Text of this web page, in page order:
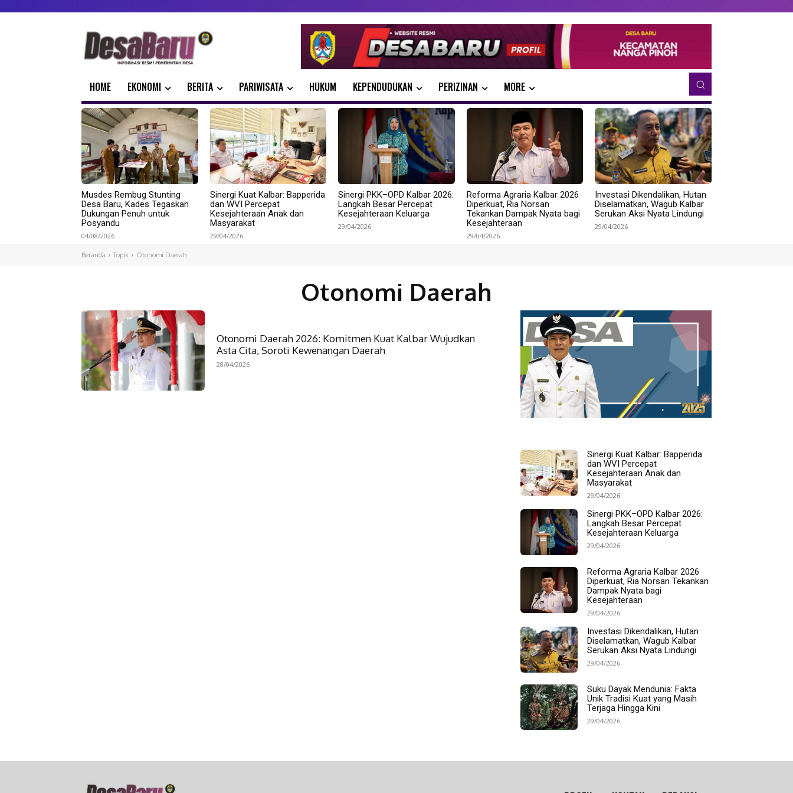
HOME EKONOMI BERITA PARIWISATA HUKUM KEPENDUDUKAN PERIZINAN MORE
Musdes Rembug Stunting
Desa Baru, Kades Tegaskan
Dukungan Penuh untuk
Posyandu
04/08/2026
Sinergi Kuat Kalbar: Bapperida
dan WVI Percepat
Kesejahteraan Anak dan
Masyarakat
29/04/2026
Sinergi PKK–OPD Kalbar 2026:
Langkah Besar Percepat
Kesejahteraan Keluarga
29/04/2026
Reforma Agraria Kalbar 2026
Diperkuat, Ria Norsan
Tekankan Dampak Nyata bagi
Kesejahteraan
29/04/2026
Investasi Dikendalikan, Hutan
Diselamatkan, Wagub Kalbar
Serukan Aksi Nyata Lindungi
29/04/2026
Beranda Topik Otonomi Daerah
Otonomi Daerah
Otonomi Daerah 2026: Komitmen Kuat Kalbar Wujudkan
Asta Cita, Soroti Kewenangan Daerah
28/04/2026
Sinergi Kuat Kalbar: Bapperida
dan WVI Percepat
Kesejahteraan Anak dan
Masyarakat
29/04/2026
Sinergi PKK–OPD Kalbar 2026:
Langkah Besar Percepat
Kesejahteraan Keluarga
29/04/2026
Reforma Agraria Kalbar 2026
Diperkuat, Ria Norsan Tekankan
Dampak Nyata bagi
Kesejahteraan
29/04/2026
Investasi Dikendalikan, Hutan
Diselamatkan, Wagub Kalbar
Serukan Aksi Nyata Lindungi
29/04/2026
Suku Dayak Mendunia: Fakta
Unik Tradisi Kuat yang Masih
Terjaga Hingga Kini
29/04/2026